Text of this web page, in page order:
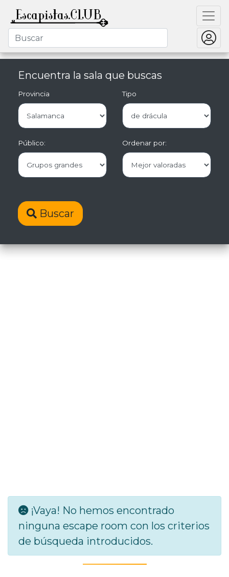
Encuentra la sala que buscas
Provincia Tipo
Público: Ordenar por:
Buscar
¡Vaya! No hemos encontrado
ninguna escape room con los criterios
de búsqueda introducidos.